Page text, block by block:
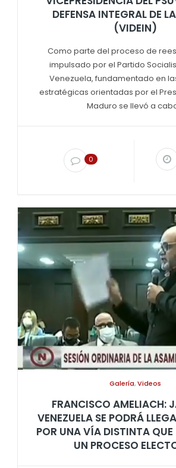
DEFENSA INTEGRAL DE
(VIDEIN)
Como parte del proceso de
impulsado por el Partido
Venezuela, fundamentado en
estratégicas orientadas por el
Maduro se llevó a
0
Galería,Videos
FRANCISCO AMELIACH:
VENEZUELA SE PODRÁ
POR UNA VÍA DISTINTA QUE
UN PROCESO